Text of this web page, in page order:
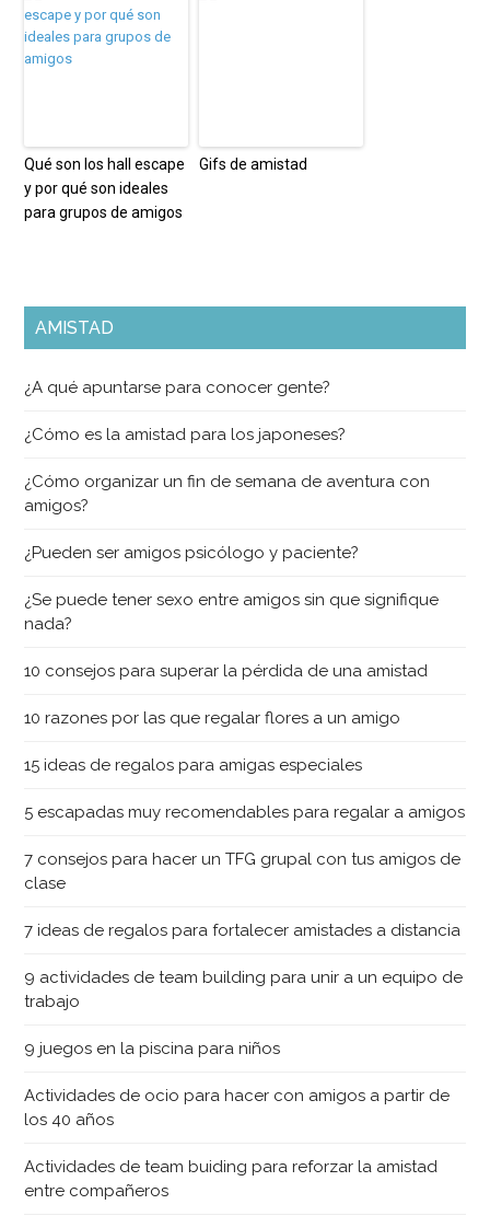
Qué son los hall escape
y por qué son ideales
para grupos de amigos
Gifs de amistad
AMISTAD
¿A qué apuntarse para conocer gente?
¿Cómo es la amistad para los japoneses?
¿Cómo organizar un fin de semana de aventura con
amigos?
¿Pueden ser amigos psicólogo y paciente?
¿Se puede tener sexo entre amigos sin que signifique
nada?
10 consejos para superar la pérdida de una amistad
10 razones por las que regalar flores a un amigo
15 ideas de regalos para amigas especiales
5 escapadas muy recomendables para regalar a amigos
7 consejos para hacer un TFG grupal con tus amigos de
clase
7 ideas de regalos para fortalecer amistades a distancia
9 actividades de team building para unir a un equipo de
trabajo
9 juegos en la piscina para niños
Actividades de ocio para hacer con amigos a partir de
los 40 años
Actividades de team buiding para reforzar la amistad
entre compañeros